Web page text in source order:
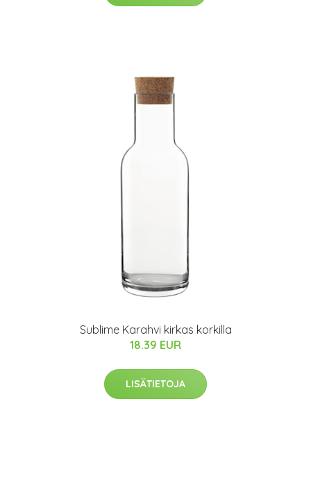
Sublime Karahvi kirkas korkilla
18.39 EUR
LISÄTIETOJA